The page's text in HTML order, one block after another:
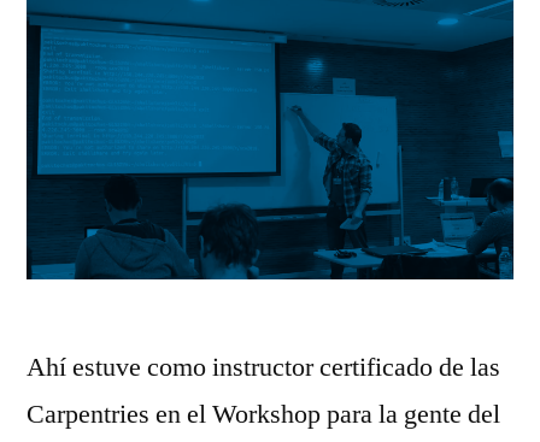
Ahí estuve como instructor certificado de las
Carpentries en el Workshop para la gente del